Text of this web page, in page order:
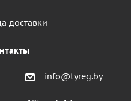
доставки
info@tyreg.by